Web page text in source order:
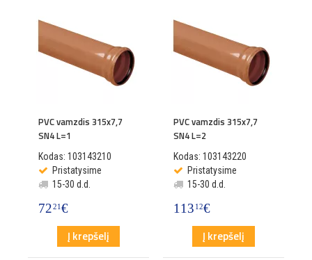
PVC vamzdis 315x7,7
SN4 L=1
Kodas: 103143210
Pristatysime
15-30 d.d.
7221€
Į krepšelį
PVC vamzdis 315x7,7
SN4 L=2
Kodas: 103143220
Pristatysime
15-30 d.d.
113 12€
Į krepšelį